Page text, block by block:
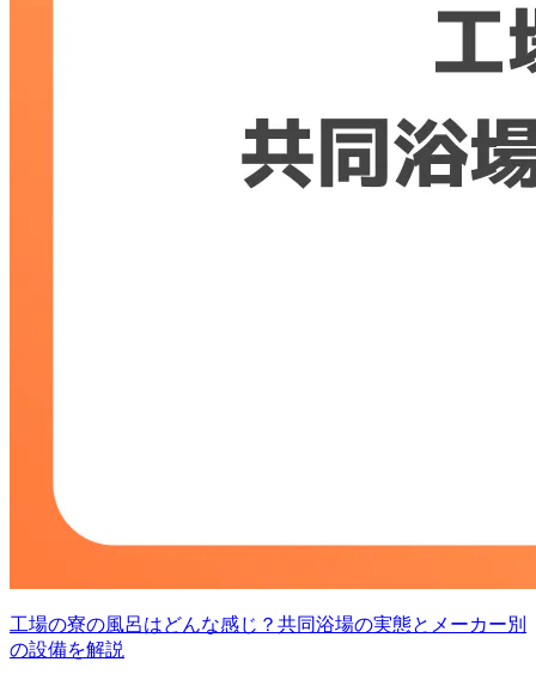
工場の寮の風呂はどんな感じ？共同浴場の実態とメーカー別
の設備を解説